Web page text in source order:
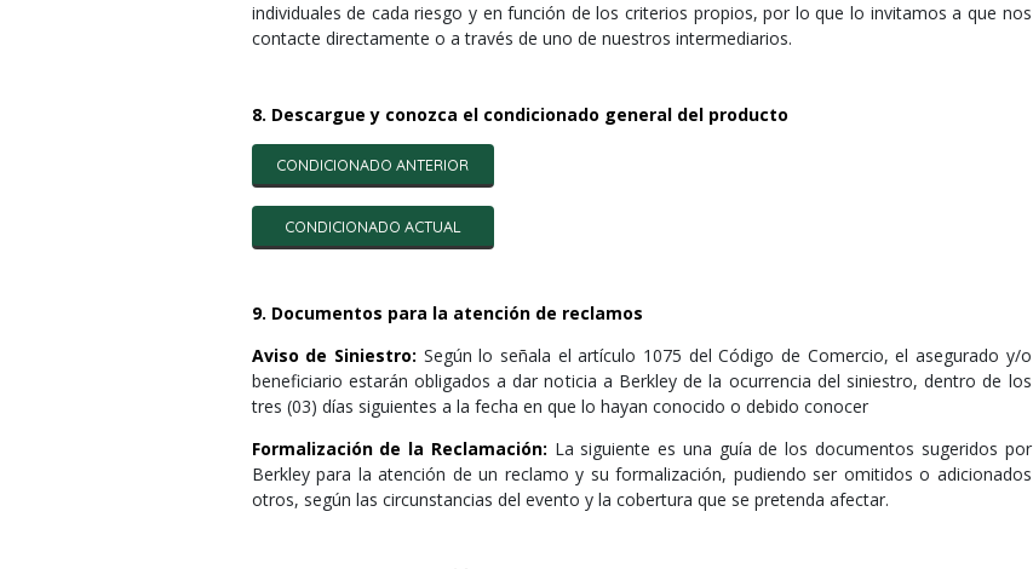
individuales de cada riesgo y en función de los criterios propios, por lo que lo invitamos a que nos
contacte directamente o a través de uno de nuestros intermediarios.
8. Descargue y conozca el condicionado general del producto
CONDICIONADO ANTERIOR
CONDICIONADO ACTUAL
9. Documentos para la atención de reclamos
Aviso de Siniestro: Según lo señala el artículo 1075 del Código de Comercio, el asegurado y/o
beneficiario estarán obligados a dar noticia a Berkley de la ocurrencia del siniestro, dentro de los
tres (03) días siguientes a la fecha en que lo hayan conocido o debido conocer
Formalización de la Reclamación: La siguiente es una guía de los documentos sugeridos por
Berkley para la atención de un reclamo y su formalización, pudiendo ser omitidos o adicionados
otros, según las circunstancias del evento y la cobertura que se pretenda afectar.